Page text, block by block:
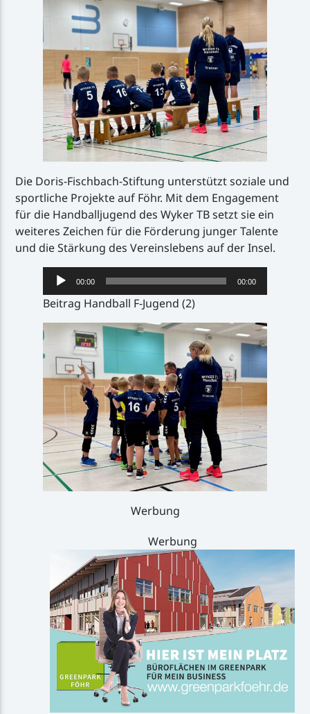
Die Doris-Fischbach-Stiftung unterstützt soziale und
sportliche Projekte auf Föhr. Mit dem Engagement
für die Handballjugend des Wyker TB setzt sie ein
weiteres Zeichen für die Förderung junger Talente
und die Stärkung des Vereinslebens auf der Insel.
Audio-
Player
00:00 00:00
Beitrag Handball F-Jugend (2)
Werbung
Werbung